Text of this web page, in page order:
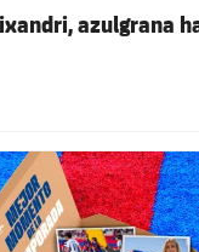
azulgrana
FCB